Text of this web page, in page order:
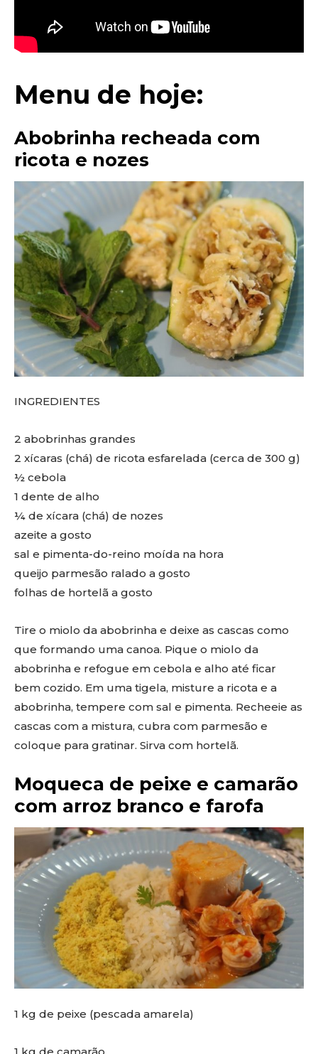
Menu de hoje:
Abobrinha recheada com
ricota e nozes
INGREDIENTES
2 abobrinhas grandes
2 xícaras (chá) de ricota esfarelada (cerca de 300 g)
½ cebola
1 dente de alho
¼ de xícara (chá) de nozes
azeite a gosto
sal e pimenta-do-reino moída na hora
queijo parmesão ralado a gosto
folhas de hortelã a gosto
Tire o miolo da abobrinha e deixe as cascas como
que formando uma canoa. Pique o miolo da
abobrinha e refogue em cebola e alho até ficar
bem cozido. Em uma tigela, misture a ricota e a
abobrinha, tempere com sal e pimenta. Recheeie as
cascas com a mistura, cubra com parmesão e
coloque para gratinar. Sirva com hortelã.
Moqueca de peixe e camarão
com arroz branco e farofa
1 kg de peixe (pescada amarela)